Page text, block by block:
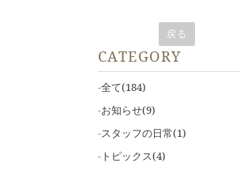
戻る
CATEGORY
全て(184)
お知らせ(9)
スタッフの日常(1)
トピックス(4)